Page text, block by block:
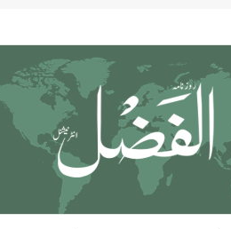
اللہ تعالیٰ بنصرہ العزیز فرمودہ 17؍جولائی 2026ء